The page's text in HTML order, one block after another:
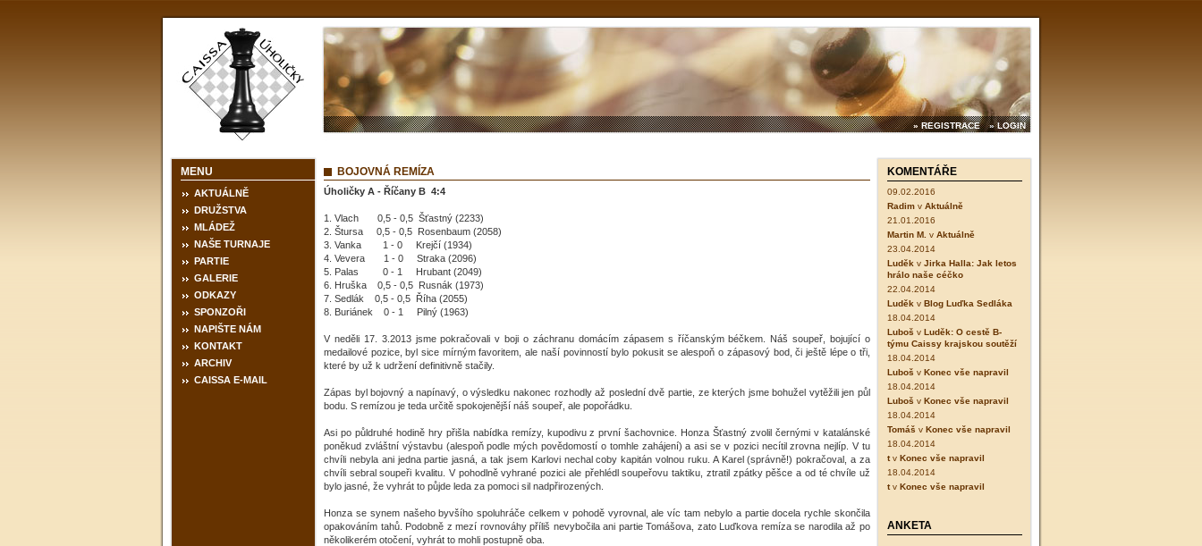
» LOGIN
» REGISTRACE
MENU
AKTUÁLNĚ
DRUŽSTVA
MLÁDEŽ
NAŠE TURNAJE
PARTIE
GALERIE
ODKAZY
SPONZOŘI
NAPIŠTE NÁM
KONTAKT
ARCHIV
CAISSA E-MAIL
BOJOVNÁ REMÍZA
Úholičky A - Říčany B 4:4
1. Vlach 0,5 - 0,5 Šťastný (2233)
2. Štursa 0,5 - 0,5 Rosenbaum (2058)
3. Vanka 1 - 0 Krejčí (1934)
4. Vevera 1 - 0 Straka (2096)
5. Palas 0 - 1 Hrubant (2049)
6. Hruška 0,5 - 0,5 Rusnák (1973)
7. Sedlák 0,5 - 0,5 Říha (2055)
8. Buriánek 0 - 1 Pilný (1963)
V neděli 17. 3.2013 jsme pokračovali v boji o záchranu domácím zápasem s říčanským béčkem. Náš soupeř, bojující o
medailové pozice, byl sice mírným favoritem, ale naší povinností bylo pokusit se alespoň o zápasový bod, či ještě lépe o tři,
které by už k udržení definitivně stačily.
Zápas byl bojovný a napínavý, o výsledku nakonec rozhodly až poslední dvě partie, ze kterých jsme bohužel vytěžili jen půl
bodu. S remízou je teda určitě spokojenější náš soupeř, ale popořádku.
Asi po půldruhé hodině hry přišla nabídka remízy, kupodivu z první šachovnice. Honza Šťastný zvolil černými v katalánské
poněkud zvláštní výstavbu (alespoň podle mých povědomostí o tomhle zahájení) a asi se v pozici necítil zrovna nejlíp. V tu
chvíli nebyla ani jedna partie jasná, a tak jsem Karlovi nechal coby kapitán volnou ruku. A Karel (správně!) pokračoval, a za
chvíli sebral soupeři kvalitu. V pohodlně vyhrané pozici ale přehlédl soupeřovu taktiku, ztratil zpátky pěšce a od té chvíle už
bylo jasné, že vyhrát to půjde leda za pomoci sil nadpřirozených.
Honza se synem našeho byvšího spoluhráče celkem v pohodě vyrovnal, ale víc tam nebylo a partie docela rychle skončila
opakováním tahů. Podobně z mezí rovnováhy příliš nevybočila ani partie Tomášova, zato Luďkova remíza se narodila až po
několikerém otočení, vyhrát to mohli postupně oba.
KOMENTÁŘE
09.02.2016
Radim v Aktuálně
21.01.2016
Martin M. v Aktuálně
23.04.2014
Luděk v Jirka Halla: Jak letos
hrálo naše céčko
22.04.2014
Luděk v Blog Luďka Sedláka
18.04.2014
Luboš v Luděk: O cestě B-
týmu Caissy krajskou soutěží
18.04.2014
Luboš v Konec vše napravil
18.04.2014
Luboš v Konec vše napravil
18.04.2014
Tomáš v Konec vše napravil
18.04.2014
tv Konec vše napravil
18.04.2014
tv Konec vše napravil
ANKETA